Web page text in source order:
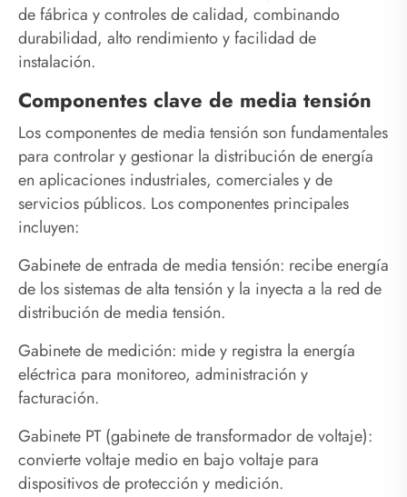
de fábrica y controles de calidad, combinando
durabilidad, alto rendimiento y facilidad de
instalación.
Componentes clave de media tensión
Los componentes de media tensión son fundamentales
para controlar y gestionar la distribución de energía
en aplicaciones industriales, comerciales y de
servicios públicos. Los componentes principales
incluyen:
Gabinete de entrada de media tensión: recibe energía
de los sistemas de alta tensión y la inyecta a la red de
distribución de media tensión.
Gabinete de medición: mide y registra la energía
eléctrica para monitoreo, administración y
facturación.
Gabinete PT (gabinete de transformador de voltaje):
convierte voltaje medio en bajo voltaje para
dispositivos de protección y medición.